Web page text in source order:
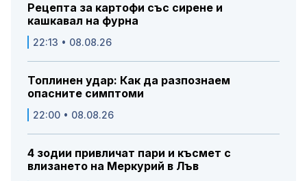
Рецепта за картофи със сирене и
кашкавал на фурна
22:13 • 08.08.26
Топлинен удар: Как да разпознаем
опасните симптоми
22:00 • 08.08.26
4 зодии привличат пари и късмет с
влизането на Меркурий в Лъв